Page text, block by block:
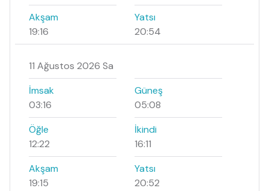
Akşam
19:16
Yatsı
20:54
11 Ağustos 2026 Sa
İmsak
03:16
Güneş
05:08
Öğle
12:22
İkindi
16:11
Akşam
19:15
Yatsı
20:52